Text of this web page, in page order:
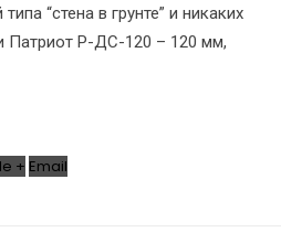
“стена в грунте” и никаких
Патриот Р-ДС-120 – 120 мм,
+ Email